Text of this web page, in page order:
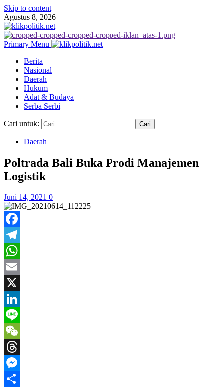
Skip to content
Agustus 8, 2026
Primary Menu
Berita
Nasional
Daerah
Hukum
Adat & Budaya
Serba Serbi
Cari untuk:
Daerah
Poltrada Bali Buka Prodi Manajemen
Logistik
Juni 14, 2021 0
Facebook
Telegram
WhatsApp
Email
X
LinkedIn
Line
WeChat
Threads
Messenger